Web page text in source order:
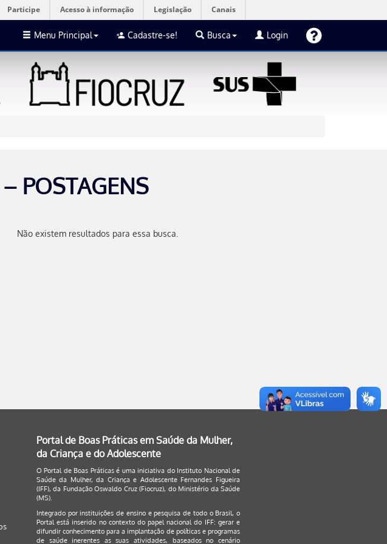
Participe Acesso à informação Legislação Canais
Menu Principal Cadastre-se! Busca Login
POSTAGENS
Não existem resultados para essa busca.
Portal de Boas Práticas em Saúde da Mulher,
da Criança e do Adolescente
O Portal de Boas Práticas é uma iniciativa do Instituto Nacional de
Saúde da Mulher, da Criança e Adolescente Fernandes Figueira
(IFF), da Fundação Oswaldo Cruz (Fiocruz), do Ministério da Saúde
(MS).
Integrado por instituições de ensino e pesquisa de todo o Brasil, o
Portal está inserido no contexto do papel nacional do IFF: gerar e
difundir conhecimento para a implantação de políticas e programas
de saúde inerentes as suas atividades, baseados no cenário